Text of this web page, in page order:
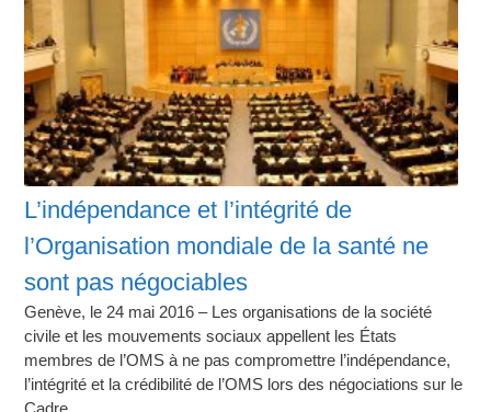
L’indépendance et l’intégrité de
l’Organisation mondiale de la santé ne
sont pas négociables
Genève, le 24 mai 2016 – Les organisations de la société
civile et les mouvements sociaux appellent les États
membres de l’OMS à ne pas compromettre l’indépendance,
l’intégrité et la crédibilité de l’OMS lors des négociations sur le